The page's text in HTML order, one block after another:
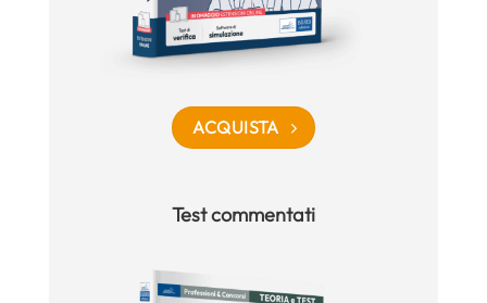
ACQUISTA
Test commentati